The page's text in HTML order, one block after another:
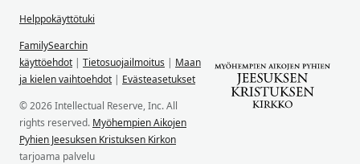
Helppokäyttötuki
FamilySearchin
käyttöehdot | Tietosuojailmoitus | Maan
ja kielen vaihtoehdot | Evästeasetukset
© 2026 Intellectual Reserve, Inc. All
rights reserved. Myöhempien Aikojen
Pyhien Jeesuksen Kristuksen Kirkon
tarjoama palvelu